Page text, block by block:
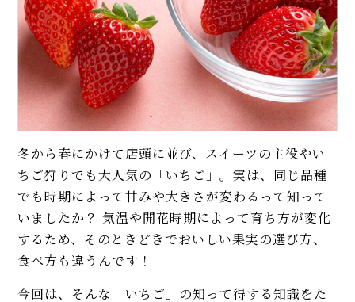
冬から春にかけて店頭に並び、スイーツの主役やい
ちご狩りでも大人気の「いちご」。実は、同じ品種
でも時期によって甘みや大きさが変わるって知って
いましたか？ 気温や開花時期によって育ち方が変化
するため、そのときどきでおいしい果実の選び方、
食べ方も違うんです！
今回は、そんな「いちご」の知って得する知識をた